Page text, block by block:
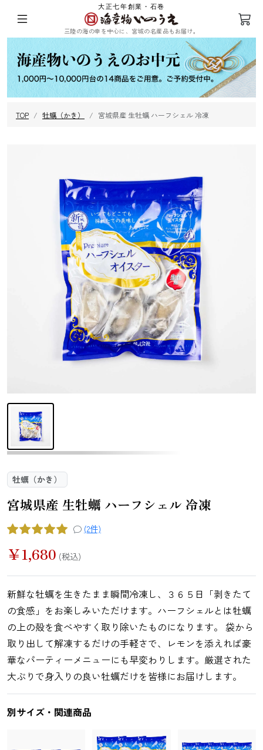
大正七年創業・石巻
三陸の海の幸を中心に、宮城の名産品もお届け。
ログイン 会員登録
昆布 海苔 その他海藻
かつお さば
鯛（たい） たらこ
いか（する
め）
いか（塩辛） ホヤ うに
ほたて ふかひれ 牡蠣（かき） しいたけ
TOP 牡蠣（かき） 宮城県産 生牡蠣 ハーフシェル 冷凍
牡蠣（かき）
宮城県産 生牡蠣 ハーフシェル 冷凍
(2件)
￥1,680 (税込)
新鮮な牡蠣を生きたまま瞬間冷凍し、３６５日「剥きたて
の食感」をお楽しみいただけます。ハーフシェルとは牡蠣
の上の殻を食べやすく取り除いたものになります。 袋から
取り出して解凍するだけの手軽さで、レモンを添えれば豪
華なパーティーメニューにも早変わりします。厳選された
大ぶりで身入りの良い牡蠣だけを皆様にお届けします。
別サイズ・関連商品